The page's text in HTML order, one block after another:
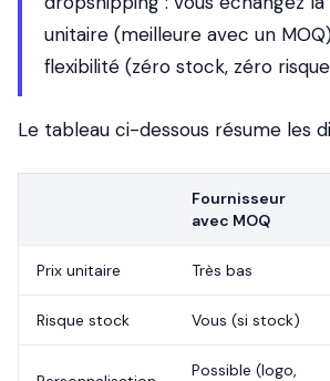
unitaire (meilleure avec un
flexibilité (zéro stock, zéro
Le tableau ci-dessous résume les
Fournisseur
avec MOQ
Prix unitaire Très bas
Risque stock Vous (si stock)
Possible (logo,